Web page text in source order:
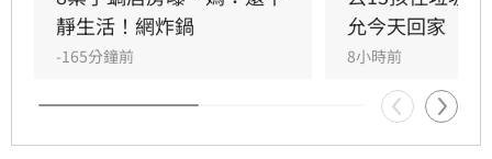
拍，前社會處長、律師桂祥晟重砲抨擊，主張縣
府應立即向法院聲請停止親權及保護令，以保障
孩童權益。他更公開表示已備妥相關訴狀，呼籲
縣府展現鐵腕執法，切勿讓孩子淪為制度外的犧
牲品，應儘速介入給予實質保護與安置。
靜生活！網炸鍋
-165分鐘前
允今天回家
8小時前